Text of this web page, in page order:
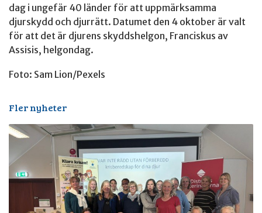
dag i ungefär 40 länder för att uppmärksamma
djurskydd och djurrätt. Datumet den 4 oktober är valt
för att det är djurens skyddshelgon, Franciskus av
Assisis, helgondag.
Foto: Sam Lion/Pexels
Fler nyheter